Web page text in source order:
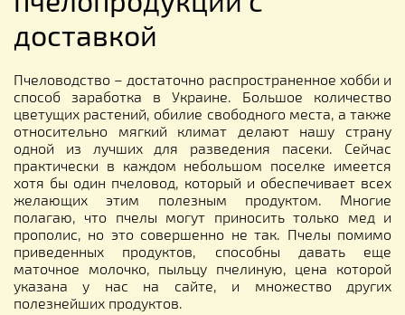
доставкой
Пчеловодство – достаточно распространенное хобби и
способ заработка в Украине. Большое количество
цветущих растений, обилие свободного места, а также
относительно мягкий климат делают нашу страну
одной из лучших для разведения пасеки. Сейчас
практически в каждом небольшом поселке имеется
хотя бы один пчеловод, который и обеспечивает всех
желающих этим полезным продуктом. Многие
полагаю, что пчелы могут приносить только мед и
прополис, но это совершенно не так. Пчелы помимо
приведенных продуктов, способны давать еще
маточное молочко, пыльцу пчелиную, цена которой
указана у нас на сайте, и множество других
полезнейших продуктов.